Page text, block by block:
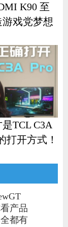
K90 至
戏党梦想
TCL C3A
打开方式！
产品
都有